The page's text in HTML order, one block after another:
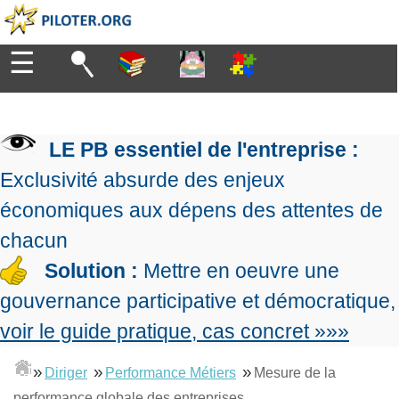
Diriger
de
l'entreprise
Démocratique
Conception
la
de
La
Organiser
la
production
L'Excellence
Opérationnelle
Lean
Management
La
Méthode
Manager
Manager
projets
Les
Outils
du
de
Progresser
▶
Mesurer
la
performance
Tableau
de
Entreprendre
▶
Salarié→Entrepreneur
La
Se
☰
LE PB essentiel de l'entreprise :
Exclusivité absurde des enjeux
économiques aux dépens des attentes de
chacun
Solution : Mettre en oeuvre une
gouvernance participative et démocratique,
voir le guide pratique, cas concret »»»
» Diriger » Performance Métiers » Mesure de la